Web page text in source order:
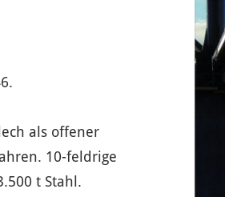
als offener
10-feldrige
t Stahl.